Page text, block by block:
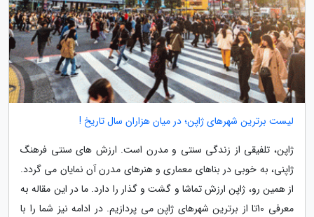
لیست برترین شهرهای ژاپن؛ در میان هزاران سال تاریخ !
ژاپن، تلفیقی از زندگی سنتی و مدرن است. ارزش های سنتی فرهنگ
ژاپنی، به خوبی در بناهای معماری و هنرهای مدرن آن نمایان می گردد.
از همین رو، ژاپن ارزش تماشا و گشت و گذار را دارد. ما در این مقاله به
معرفی 10تا از برترین شهرهای ژاپن می پردازیم. در ادامه نیز شما را با